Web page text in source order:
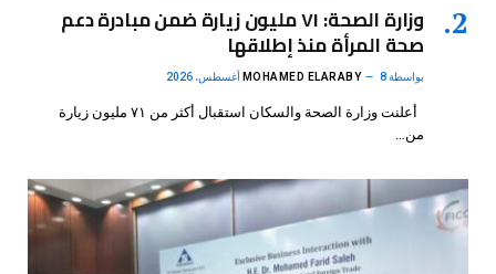
وزارة الصحة: ٧١ مليون زيارة ضمن مبادرة دعم
صحة المرأة منذ إطلاقها
بواسطة MOHAMED ELARABY 8 أغسطس، 2026
أعلنت وزارة الصحة والسكان استقبال أكثر من ٧١ مليون زيارة
من…